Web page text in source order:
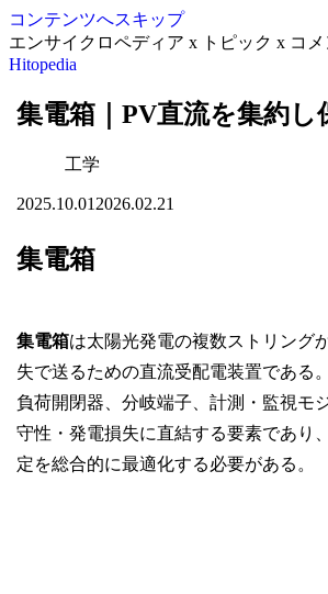
コンテンツへスキップ
エンサイクロペディア x トピック x コメ
Hitopedia
集電箱｜PV直流を集約し
工学
2025.10.01 2026.02.21
集電箱
集電箱は太陽光発電の複数ストリング
失で送るための直流受配電装置である
負荷開閉器、分岐端子、計測・監視モ
守性・発電損失に直結する要素であり
定を総合的に最適化する必要がある。